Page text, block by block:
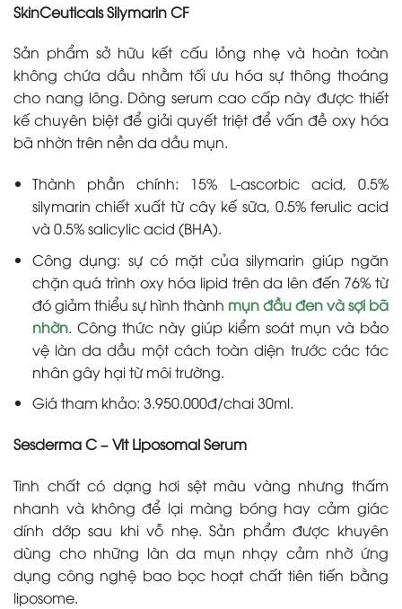
SkinCeuticals Silymarin CF
Sản phẩm sở hữu kết cấu lỏng nhẹ và hoàn toàn
không chứa dầu nhằm tối ưu hóa sự thông thoáng
cho nang lông. Dòng serum cao cấp này được thiết
kế chuyên biệt để giải quyết triệt để vấn đề oxy hóa
bã nhờn trên nền da dầu mụn.
Thành phần chính: 15% L-ascorbic acid, 0.5%
silymarin chiết xuất từ cây kế sữa, 0.5% ferulic acid
và 0.5% salicylic acid (BHA).
Công dụng: sự có mặt của silymarin giúp ngăn
chặn quá trình oxy hóa lipid trên da lên đến 76% từ
đó giảm thiểu sự hình thành mụn đầu đen và sợi bã
nhờn. Công thức này giúp kiểm soát mụn và bảo
vệ làn da dầu một cách toàn diện trước các tác
nhân gây hại từ môi trường.
Giá tham khảo: 3.950.000đ/chai 30ml.
Sesderma C – Vit Liposomal Serum
Tinh chất có dạng hơi sệt màu vàng nhưng thấm
nhanh và không để lại màng bóng hay cảm giác
dính dớp sau khi vỗ nhẹ. Sản phẩm được khuyên
dùng cho những làn da mụn nhạy cảm nhờ ứng
dụng công nghệ bao bọc hoạt chất tiên tiến bằng
liposome.